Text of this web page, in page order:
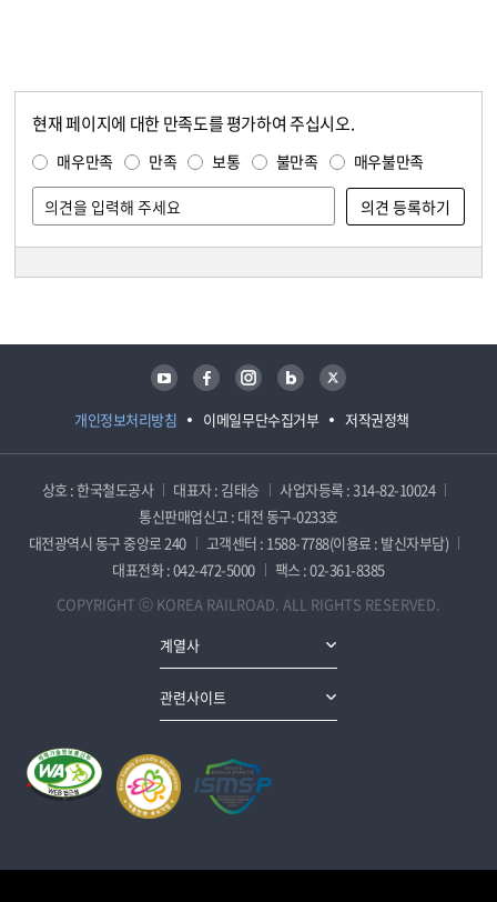
현재 페이지에 대한 만족도를 평가하여 주십시오.
매우만족 만족 보통 불만족 매우불만족
개인정보처리방침 이메일무단수집거부 저작권정책
유튜브 페이스북 인스타그램 블로그 트위터
상호 : 한국철도공사 대표자 : 김태승
사업자등록 : 314-82-10024
통신판매업신고 : 대전 동구-0233호
대전광역시 동구 중앙로 240
고객센터 : 1588-7788(이용료 : 발신자부담)
대표전화 : 042-472-5000
팩스 : 02-361-8385
COPYRIGHT ⓒ KOREA RAILROAD. ALL RIGHTS RESERVED.
계열사
관련사이트